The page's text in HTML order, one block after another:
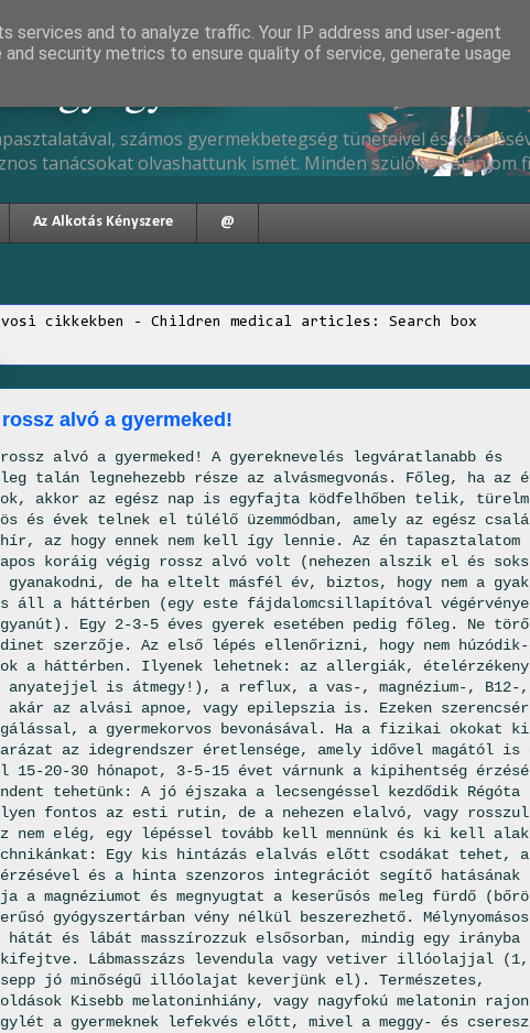
számos gyermekbetegség tüneteivel és
tanácsokat olvashattunk ismét. Minden szülőnek ajánlom
Az Alkotás Kényszere @
cikkekben - Children medical articles: Search box
alvó a gyermeked!
alvó a gyermeked! A gyereknevelés legváratlanabb és
talán legnehezebb része az alvásmegvonás. Főleg, ha az
akkor az egész nap is egyfajta ködfelhőben telik,
és évek telnek el túlélő üzemmódban, amely az egész
az hogy ennek nem kell így lennie. Az én
koráig végig rossz alvó volt (nehezen alszik el és
de ha eltelt másfél év, biztos, hogy nem a
áll a háttérben (egy este fájdalomcsillapítóval
Egy 2-3-5 éves gyerek esetében pedig főleg. Ne
szerzője. Az első lépés ellenőrizni, hogy nem húzódik-
a háttérben. Ilyenek lehetnek: az allergiák,
anyatejjel is átmegy!), a reflux, a vas-, magnézium-, B12-,
akár az alvási apnoe, vagy epilepszia is. Ezeken
a gyermekorvos bevonásával. Ha a fizikai okokat
az idegrendszer éretlensége, amely idővel magától
15-20-30 hónapot, 3-5-15 évet várnunk a kipihentség
tehetünk: A jó éjszaka a lecsengéssel kezdődik Régóta
fontos az esti rutin, de a nehezen elalvó, vagy
nem elég, egy lépéssel tovább kell mennünk és ki kell
Egy kis hintázás elalvás előtt csodákat tehet,
és a hinta szenzoros integrációt segítő hatásának
a magnéziumot és megnyugtat a keserűsós meleg fürdő
gyógyszertárban vény nélkül beszerezhető. Mélynyomásos
hátát és lábát masszírozzuk elsősorban, mindig egy irányba
kifejtve. Lábmasszázs levendula vagy vetiver illóolajjal
jó minőségű illóolajat keverjünk el). Természetes,
Kisebb melatoninhiány, vagy nagyfokú melatonin
a gyermeknek lefekvés előtt, mivel a meggy- és
services and to analyze traffic. Your IP address and user-agent
security metrics to ensure quality of service, generate usage